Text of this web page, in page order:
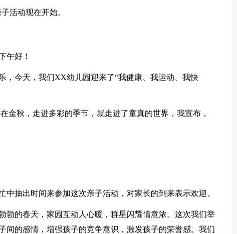
活动现在开始。
午好！
，今天，我们XX幼儿园迎来了“我健康、我运动、我快
金秋，走进多彩的季节，就走进了童真的世界，我宣布，
中抽出时间来参加这次亲子活动，对家长的到来表示欢迎。
勃的春天，家园互动人心暖，群星闪耀情意浓。这次我们举
间的感情，增强孩子的竞争意识，激发孩子的荣誉感。我们